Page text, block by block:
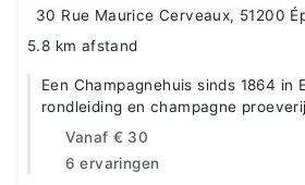
30 Rue Maurice Cerveaux, 51200
5.8 km afstand
Een Champagnehuis sinds 1864 in
rondleiding en champagne
Vanaf € 30
6 ervaringen